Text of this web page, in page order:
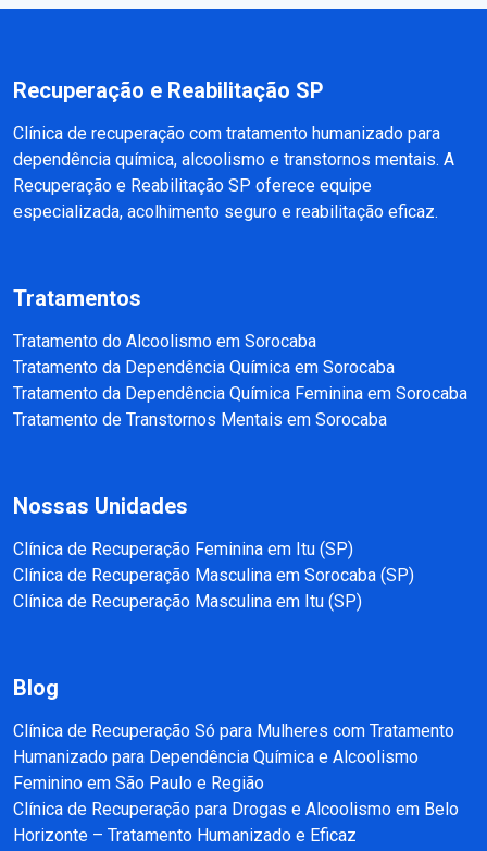
Recuperação e Reabilitação SP
Clínica de recuperação com tratamento humanizado para
dependência química, alcoolismo e transtornos mentais. A
Recuperação e Reabilitação SP oferece equipe
especializada, acolhimento seguro e reabilitação eficaz.
Tratamentos
Tratamento do Alcoolismo em Sorocaba
Tratamento da Dependência Química em Sorocaba
Tratamento da Dependência Química Feminina em Sorocaba
Tratamento de Transtornos Mentais em Sorocaba
Nossas Unidades
Clínica de Recuperação Feminina em Itu (SP)
Clínica de Recuperação Masculina em Sorocaba (SP)
Clínica de Recuperação Masculina em Itu (SP)
Blog
Clínica de Recuperação Só para Mulheres com Tratamento
Humanizado para Dependência Química e Alcoolismo
Feminino em São Paulo e Região
Clínica de Recuperação para Drogas e Alcoolismo em Belo
Horizonte – Tratamento Humanizado e Eficaz